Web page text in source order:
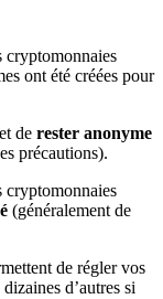
cryptomonnaies
ont été créées pour
de rester anonyme
précautions).
cryptomonnaies
(généralement de
de régler vos
d’autres si